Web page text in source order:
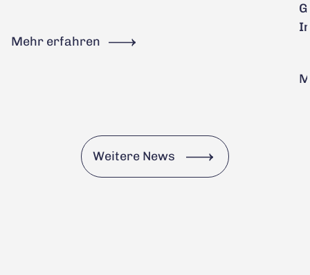
Mehr erfahren
Weitere News